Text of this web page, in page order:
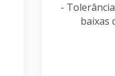
-
baixas